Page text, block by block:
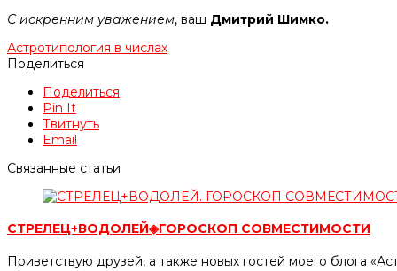
С искренним уважением, ваш Дмитрий Шимко.
Астротипология в числах
Поделиться
Поделиться
Pin It
Твитнуть
Email
Связанные статьи
СТРЕЛЕЦ+ВОДОЛЕЙ◈ГОРОСКОП СОВМЕСТИМОСТИ
Приветствую друзей, а также новых гостей моего блога